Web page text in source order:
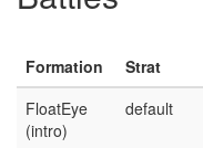
Formation Strat
FloatEye
(intro)
default